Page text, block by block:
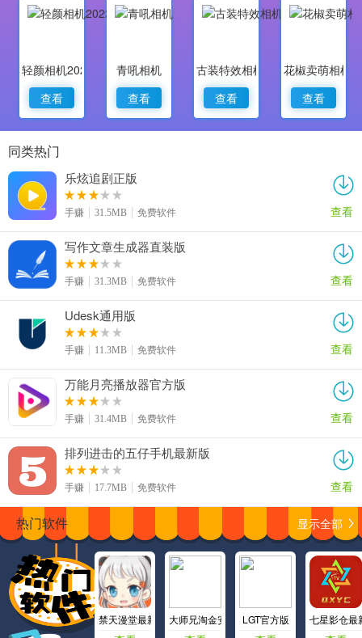
轻颜相机2022最新版
查看
青吼相机
查看
古装特效相机
查看
花椒卖萌相机
查看
同类热门
乐炫追剧正版
手赚 31.5MB 免费软件 查看
写作文章生成器直装版
手赚 31.3MB 免费软件 查看
Udesk通用版
手赚 11.3MB 免费软件 查看
万能月亮播放器官方版
手赚 31.4MB 免费软件 查看
排列进击的五仔手机最新版
手赚 17.7MB 免费软件 查看
热门软件 显示全部
禁天漫堂最新版 大师兄淘金安卓版LGT官方版 七星影仓最